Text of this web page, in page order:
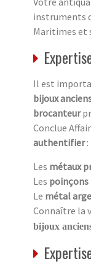
instruments
Maritimes et
Il est
bijoux
brocanteur
Conclue
authentifier:
Les métaux
Les poinçons
Le métal
Connaître la
bijoux